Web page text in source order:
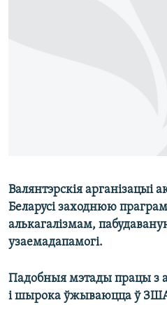
Валянтэрскія арганізацыі
Беларусі заходнюю
алькагалізмам,
узаемадапамогі.
Падобныя мэтады працы з
і шырока ўжываюцца ў ЗША